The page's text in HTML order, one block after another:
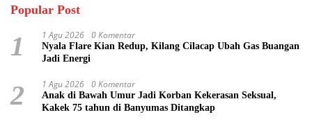
Popular Post
1 1 Agu 2026 0 Komentar
Nyala Flare Kian Redup, Kilang Cilacap Ubah Gas Buangan
Jadi Energi
2 1 Agu 2026 0 Komentar
Anak di Bawah Umur Jadi Korban Kekerasan Seksual,
Kakek 75 tahun di Banyumas Ditangkap